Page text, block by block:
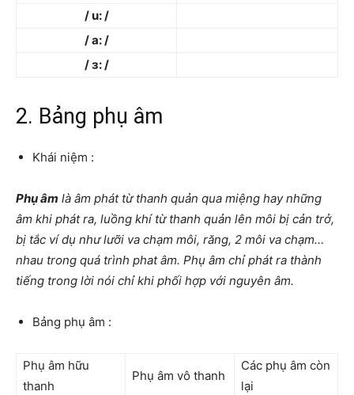
/ u: /
/ a: /
/ ɜ: /
2. Bảng phụ âm
Khái niệm :
Phụ âm là âm phát từ thanh quản qua miệng hay những
âm khi phát ra, luồng khí từ thanh quản lên môi bị cản trở,
bị tắc ví dụ như lưỡi va chạm môi, răng, 2 môi va chạm…
nhau trong quá trình phat âm. Phụ âm chỉ phát ra thành
tiếng trong lời nói chỉ khi phối hợp với nguyên âm.
Bảng phụ âm :
Phụ âm hữu
thanh
Phụ âm vô thanh
Các phụ âm còn
lại